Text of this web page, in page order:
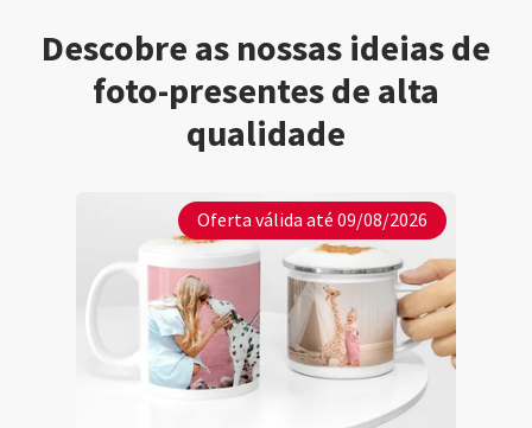
Descobre as nossas ideias de
foto-presentes de alta
qualidade
Oferta válida até 09/08/2026